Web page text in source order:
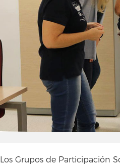
Los Grupos de Participación